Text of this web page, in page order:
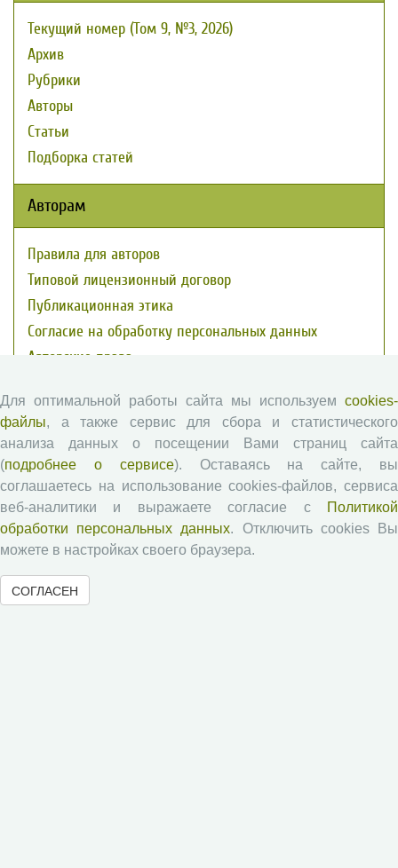
Текущий номер (Том 9, №3, 2026)
Архив
Рубрики
Авторы
Статьи
Подборка статей
Авторам
Правила для авторов
Типовой лицензионный договор
Публикационная этика
Согласие на обработку персональных данных
Авторские права
Рецензентам
Памятка рецензенту
Положение о рецензировании
Форма рецензии
Журналы ВолНЦ РАН
Для оптимальной работы сайта мы используем cookies-
файлы, а также сервис для сбора и статистического
анализа данных о посещении Вами страниц сайта
(подробнее о сервисе). Оставаясь на сайте, вы
соглашаетесь на использование cookies-файлов, сервиса
веб-аналитики и выражаете согласие с
Политикой
обработки персональных данных. Отключить cookies Вы
можете в настройках своего браузера.
СОГЛАСЕН